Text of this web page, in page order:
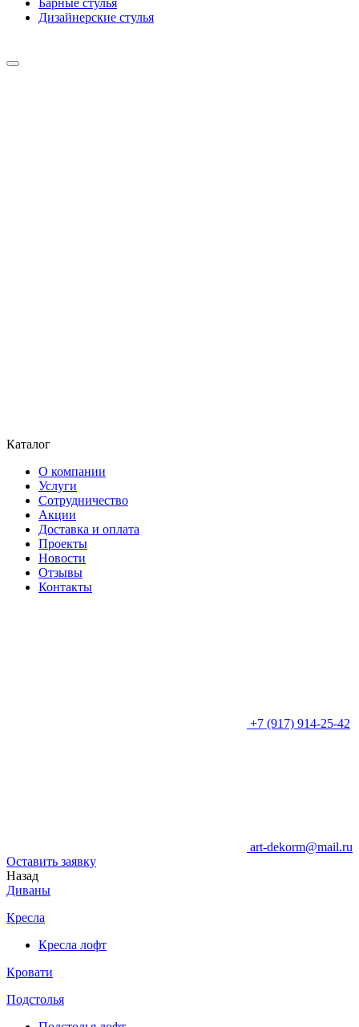
Барные cтулья
Дизайнерские cтулья
Каталог
О компании
Услуги
Сотрудничество
Акции
Доставка и оплата
Проекты
Новости
Отзывы
Контакты
+7 (917) 914-25-42
art-dekorm@mail.ru
Оставить заявку
Назад
Диваны
Кресла
Кресла лофт
Кровати
Подстолья